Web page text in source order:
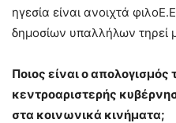
ηγεσία είναι ανοιχτά
δημοσίων υπαλλήλων τηρεί
Ποιος είναι ο απολογισμός
κεντροαριστερής
στα κοινωνικά κινήματα;